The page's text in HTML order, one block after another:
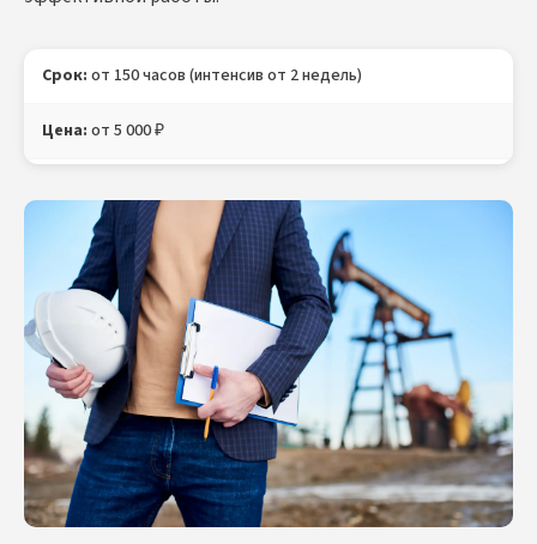
Срок: от 150 часов (интенсив от 2 недель)
Цена: от 5 000 ₽
Документ:Свидетельство о профессии Нефтегазовика с
внесением в ФРДО, Удостоверение Нефтегазовика,
Протокол проверки знаний (в электронном и бумажном
виде).